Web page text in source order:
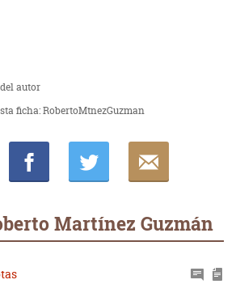
autor
ficha:RobertoMtnezGuzman
Martínez Guzmán